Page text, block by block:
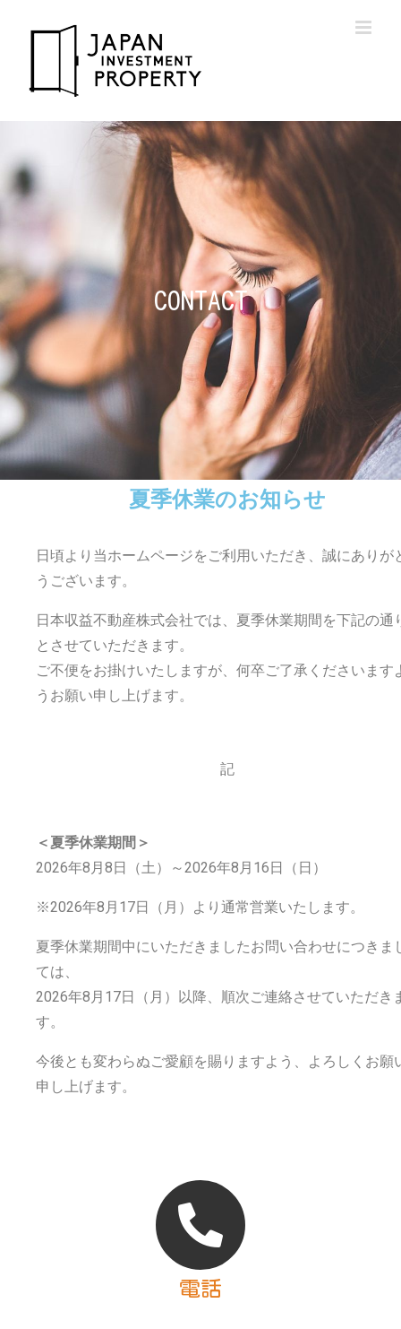
CONTACT
夏季休業のお知らせ
日頃より当ホームページをご利用いただき、誠にありが
うございます。
日本収益不動産株式会社では、夏季休業期間を下記の通
とさせていただきます。
ご不便をお掛けいたしますが、何卒ご了承くださいます
うお願い申し上げます。
記
＜夏季休業期間＞
2026年8月8日（土）～2026年8月16日（日）
※2026年8月17日（月）より通常営業いたします。
夏季休業期間中にいただきましたお問い合わせにつきま
ては、
2026年8月17日（月）以降、順次ご連絡させていただき
す。
今後とも変わらぬご愛顧を賜りますよう、よろしくお願
申し上げます。
電話